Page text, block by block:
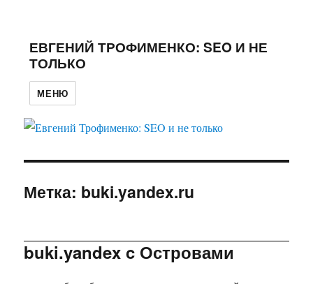
ЕВГЕНИЙ ТРОФИМЕНКО: SEO И НЕ
ТОЛЬКО
МЕНЮ
Метка: buki.yandex.ru
buki.yandex c Островами